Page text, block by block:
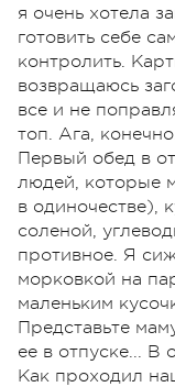
я очень хотела
готовить себе
контролить.
возвращаюсь
все и не
топ. Ага,
Первый обед в
людей, которые
в одиночестве),
соленой,
противное. Я
морковкой на
маленьким
Представьте
ее в отпуске...
Как проходил